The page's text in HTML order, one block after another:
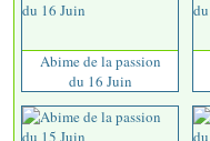
Abime de la passion
du 16 Juin